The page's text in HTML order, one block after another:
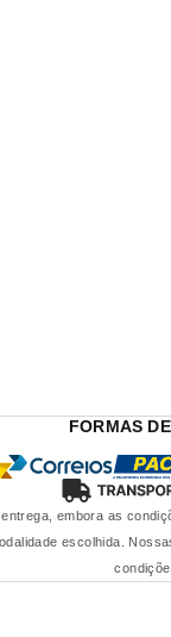
FORMAS
embora as
escolhida.